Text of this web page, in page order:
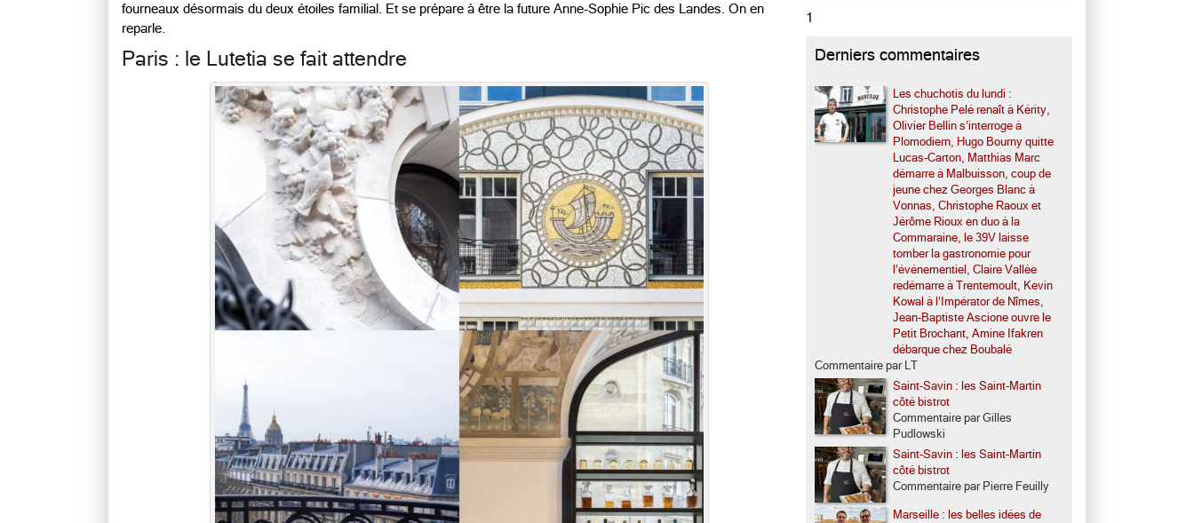
fourneaux désormais du deux étoiles familial. Et se prépare à être la future Anne-Sophie Pic des Landes. On en
reparle.
Paris : le Lutetia se fait attendre
1
Derniers commentaires
Les chuchotis du lundi :
Christophe Pelé renaît à Kérity,
Olivier Bellin s’interroge à
Plomodiern, Hugo Bourny quitte
Lucas-Carton, Matthias Marc
démarre à Malbuisson, coup de
jeune chez Georges Blanc à
Vonnas, Christophe Raoux et
Jérôme Rioux en duo à la
Commaraine, le 39V laisse
tomber la gastronomie pour
l’événementiel, Claire Vallée
redémarre à Trentemoult, Kevin
Kowal à l’Impérator de Nîmes,
Jean-Baptiste Ascione ouvre le
Petit Brochant, Amine Ifakren
débarque chez Boubalé
Commentaire par LT
Saint-Savin : les Saint-Martin
côté bistrot
Commentaire par Gilles
Pudlowski
Saint-Savin : les Saint-Martin
côté bistrot
Commentaire par Pierre Feuilly
Marseille : les belles idées de